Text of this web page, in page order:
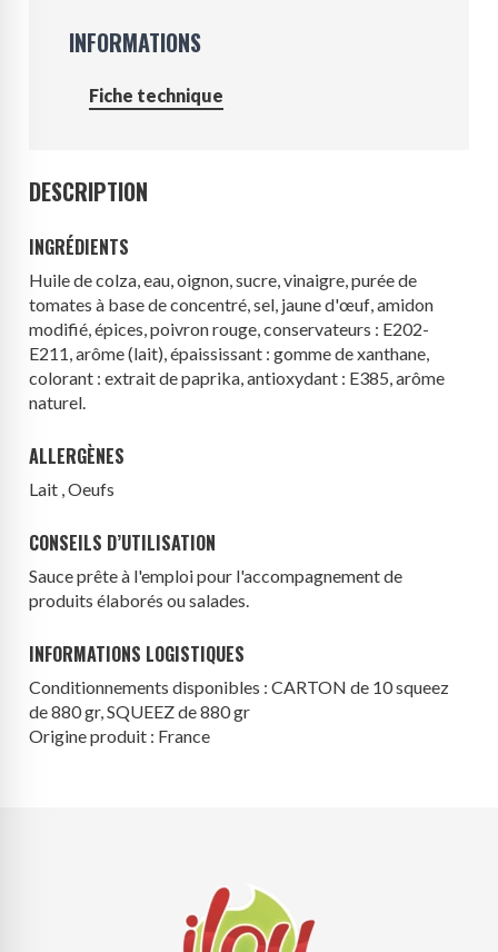
INFORMATIONS
Fiche technique
DESCRIPTION
INGRÉDIENTS
Huile de colza, eau, oignon, sucre, vinaigre, purée de
tomates à base de concentré, sel, jaune d'œuf, amidon
modifié, épices, poivron rouge, conservateurs : E202-
E211, arôme (lait), épaississant : gomme de xanthane,
colorant : extrait de paprika, antioxydant : E385, arôme
naturel.
ALLERGÈNES
Lait , Oeufs
CONSEILS D’UTILISATION
Sauce prête à l'emploi pour l'accompagnement de
produits élaborés ou salades.
INFORMATIONS LOGISTIQUES
Conditionnements disponibles : CARTON de 10 squeez
de 880 gr, SQUEEZ de 880 gr
Origine produit : France